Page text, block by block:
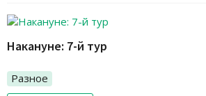
Накануне: 7-й тур
Разное